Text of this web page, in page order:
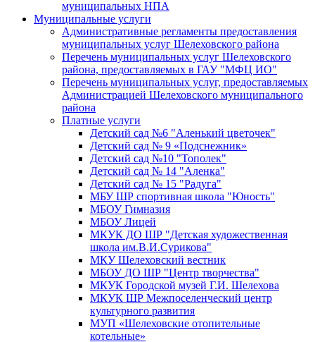
муниципальных НПА
Муниципальные услуги
Административные регламенты предоставления
муниципальных услуг Шелеховского района
Перечень муниципальных услуг Шелеховского
района, предоставляемых в ГАУ "МФЦ ИО"
Перечень муниципальных услуг, предоставляемых
Администрацией Шелеховского муниципального
района
Платные услуги
Детский сад №6 "Аленький цветочек"
Детский сад № 9 «Подснежник»
Детский сад №10 "Тополек"
Детский сад № 14 "Аленка"
Детский сад № 15 "Радуга"
МБУ ШР спортивная школа "Юность"
МБОУ Гимназия
МБОУ Лицей
МКУК ДО ШР "Детская художественная
школа им.В.И.Сурикова"
МКУ Шелеховский вестник
МБОУ ДО ШР "Центр творчества"
МКУК Городской музей Г.И. Шелехова
МКУК ШР Межпоселенческий центр
культурного развития
МУП «Шелеховские отопительные
котельные»